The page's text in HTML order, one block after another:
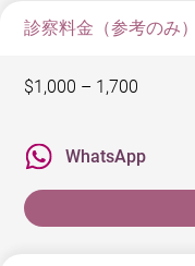
診察料金（参考のみ）
$1,000 – 1,700
WhatsApp